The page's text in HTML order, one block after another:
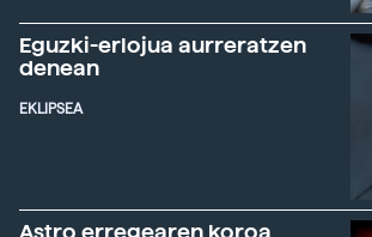
Eguzki-erlojua aurreratzen
denean
EKLIPSEA
Astro erregearen koroa